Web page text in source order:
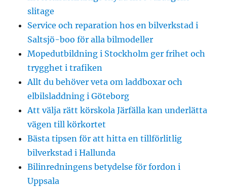
slitage
Service och reparation hos en bilverkstad i
Saltsjö-boo för alla bilmodeller
Mopedutbildning i Stockholm ger frihet och
trygghet i trafiken
Allt du behöver veta om laddboxar och
elbilsladdning i Göteborg
Att välja rätt körskola Järfälla kan underlätta
vägen till körkortet
Bästa tipsen för att hitta en tillförlitlig
bilverkstad i Hallunda
Bilinredningens betydelse för fordon i
Uppsala